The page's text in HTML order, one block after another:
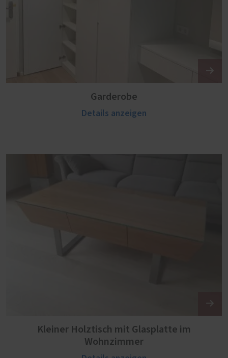
Garderobe
Details anzeigen
Kleiner Holztisch mit Glasplatte im
Wohnzimmer